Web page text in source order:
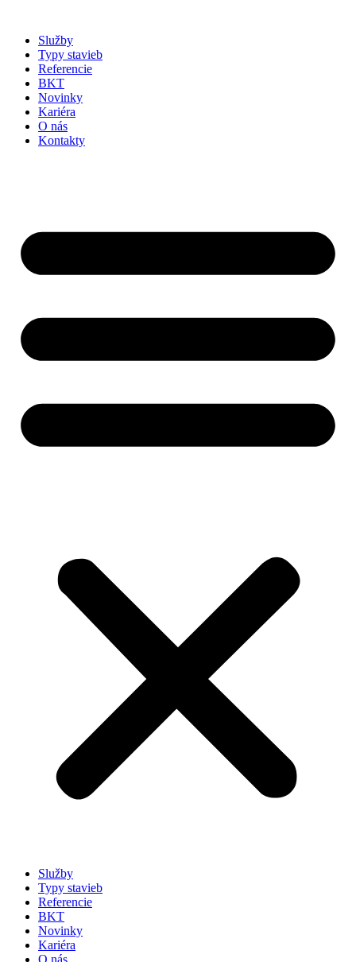
obsah
Služby
Typy stavieb
Referencie
BKT
Novinky
Kariéra
O nás
Kontakty
Služby
Typy stavieb
Referencie
BKT
Novinky
Kariéra
O nás